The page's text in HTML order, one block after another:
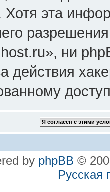
Хотя эта
ни
действия
by phpBB ©
Русская